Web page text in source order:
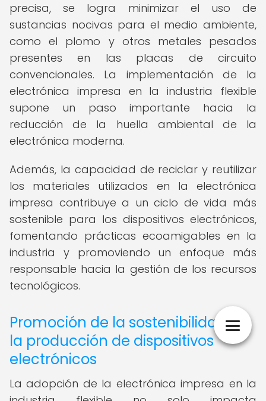
precisa, se logra minimizar el uso de
sustancias nocivas para el medio ambiente,
como el plomo y otros metales pesados
presentes en las placas de circuito
convencionales. La implementación de la
electrónica impresa en la industria flexible
supone un paso importante hacia la
reducción de la huella ambiental de la
electrónica moderna.
Además, la capacidad de reciclar y reutilizar
los materiales utilizados en la electrónica
impresa contribuye a un ciclo de vida más
sostenible para los dispositivos electrónicos,
fomentando prácticas ecoamigables en la
industria y promoviendo un enfoque más
responsable hacia la gestión de los recursos
tecnológicos.
Promoción de la sostenibilidad en
la producción de dispositivos
electrónicos
La adopción de la electrónica impresa en la